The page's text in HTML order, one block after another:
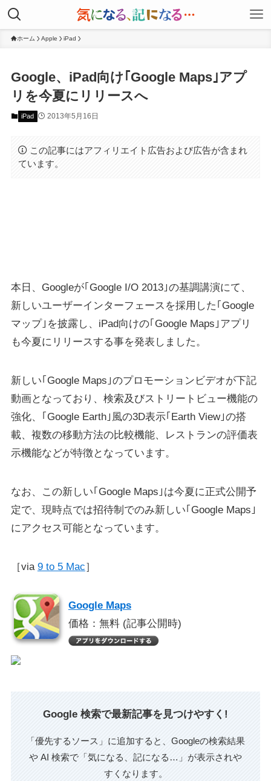
ホーム Apple iPad
Google、iPad向け｢Google Maps｣アプ
リを今夏にリリースへ
iPad 2013年5月16日
この記事にはアフィリエイト広告および広告が含まれ
ています。
本日、Googleが｢Google I/O 2013｣の基調講演にて、
新しいユーザーインターフェースを採用した｢Google
マップ｣を披露し、iPad向けの｢Google Maps｣アプリ
も今夏にリリースする事を発表しました。
新しい｢Google Maps｣のプロモーションビデオが下記
動画となっており、検索及びストリートビュー機能の
強化、｢Google Earth｣風の3D表示｢Earth View｣の搭
載、複数の移動方法の比較機能、レストランの評価表
示機能などが特徴となっています。
なお、この新しい｢Google Maps｣は今夏に正式公開予
定で、現時点では招待制でのみ新しい｢Google Maps｣
にアクセス可能となっています。
［via 9 to 5 Mac］
Google Maps
価格：無料 (記事公開時)
Google 検索で最新記事を見つけやすく!
「優先するソース」に追加すると、Googleの検索結果
や AI 検索で「気になる、記になる…」が表示されや
すくなります。